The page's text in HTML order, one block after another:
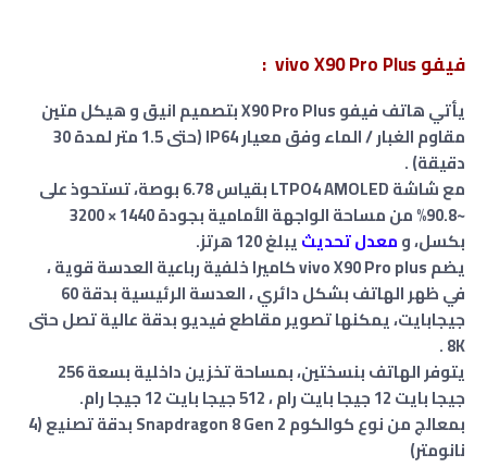
فيفو vivo X90 Pro Plus :
يأتي هاتف فيفو X90 Pro Plus بتصميم انيق و هيكل متين
مقاوم الغبار / الماء وفق معيار IP64 (حتى 1.5 متر لمدة 30
دقيقة) .
مع شاشة LTPO4 AMOLED بقياس 6.78 بوصة، تستحوذ على
~90.8% من مساحة الواجهة الأمامية بجودة 1440 × 3200
بكسل،ومعدل تحديثيبلغ 120 هرتز.
يضم vivo X90 Pro plus كاميرا خلفية رباعية العدسة قوية ،
في ظهر الهاتف بشكل دائري ، العدسة الرئيسية بدقة 60
جيجابايت، يمكنها تصوير مقاطع فيديو بدقة عالية تصل حتى
8K .
يتوفر الهاتف بنسختين، بمساحة تخزين داخلية بسعة 256
جيجا بايت 12 جيجا بايت رام ، 512 جيجا بايت 12 جيجا رام.
بمعالج من نوع كوالكوم Snapdragon 8 Gen 2 بدقة تصنيع (4
نانومتر)